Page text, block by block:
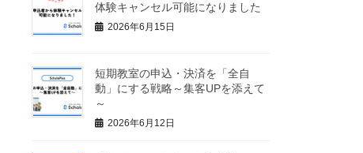
体験キャンセル可能になりました
2026年6月15日
短期教室の申込・決済を「全自
動」にする戦略～集客UPを添えて
～
2026年6月12日